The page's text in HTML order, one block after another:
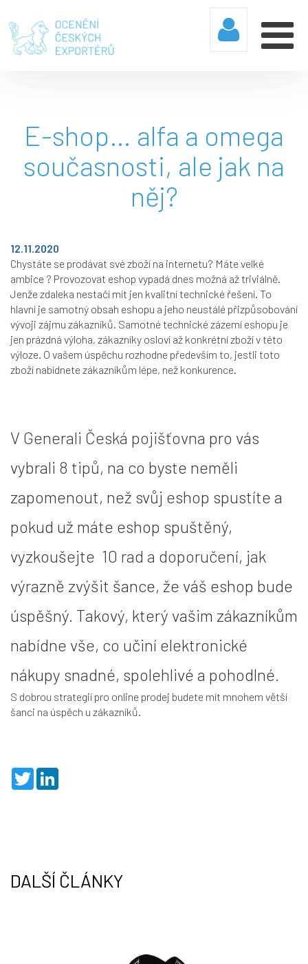
E-shop… alfa a omega
současnosti, ale jak na
něj?
12.11.2020
Chystáte se prodávat své zboží na internetu? Máte velké
ambice ? Provozovat eshop vypadá dnes možná až triviálně.
Jenže zdaleka nestačí mít jen kvalitní technické řešení. To
hlavní je samotný obsah eshopu a jeho neustálé přizpůsobování
vývoji zájmu zákazníků. Samotné technické zázemí eshopu je
jen prázdná výloha, zákazníky osloví až konkrétní zboží v této
výloze. O vašem úspěchu rozhodne především to, jestli toto
zboží nabídnete zákazníkům lépe, než konkurence.
V Generali Česká pojišťovna pro vás
vybrali 8 tipů, na co byste neměli
zapomenout, než svůj eshop spustíte a
pokud už máte eshop spuštěný,
vyzkoušejte 10 rad a doporučení, jak
výrazně zvýšit šance, že váš eshop bude
úspěšný. Takový, který vašim zákazníkům
nabídne vše, co učiní elektronické
nákupy snadné, spolehlivé a pohodlné.
S dobrou strategií pro online prodej budete mít mnohem větší
šanci na úspěch u zákazníků.
T
w
DALŠÍ ČLÁNKY